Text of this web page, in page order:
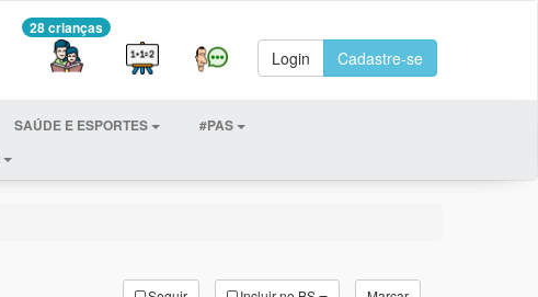
28 crianças
Login Cadastre-se
SAÚDE E ESPORTES
#PAS